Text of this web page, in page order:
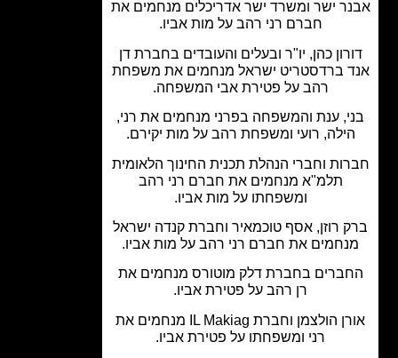
ישר ומשרד ישר אדריכלים מנחמים את
חברם רני רהב על מות אביו.
כהן, יו"ר ובעלים והעובדים בחברת דן
ברדסטריט ישראל מנחמים את משפחת
רהב על פטירת אבי המשפחה.
ענת והמשפחה בפרני מנחמים את רני,
רועי ומשפחת רהב על מות יקירם.
וחברי הנהלת תכנית החינוך הלאומית
תלמ"א מנחמים את חברם רני רהב
ומשפחתו על מות אביו.
רוזן, אסף טוכמאיר וחברת קנדה ישראל
את חברם רני רהב על מות אביו.
בחברת דלק מוטורס מנחמים את
רן רהב על פטירת אביו.
אורן הולצמן וחברת IL Makiag מנחמים את
רני ומשפחתו על פטירת אביו.